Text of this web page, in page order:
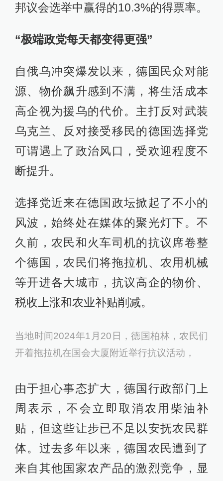
邦议会选举中赢得的10.3%的得票率。
“极端政党每天都变得更强”
自俄乌冲突爆发以来，德国民众对能
源、物价飙升感到不满，将生活成本
高企视为援乌的代价。主打反对武装
乌克兰、反对接受移民的德国选择党
可谓遇上了政治风口，受欢迎程度不
断提升。
选择党近来在德国政坛掀起了不小的
风波，始终处在媒体的聚光灯下。不
久前，农民和火车司机的抗议席卷整
个德国，农民们将拖拉机、农用机械
等开进各大城市，抗议高企的物价、
税收上涨和农业补贴削减。
当地时间2024年1月20日，德国柏林，农民们
开着拖拉机在国会大厦附近举行抗议活动，
由于担心事态扩大，德国行政部门上
周表示，不会立即取消农用柴油补
贴，但这些让步已不足以安抚农民群
体。过去多年以来，德国农民遭到了
来自其他国家农产品的激烈竞争，显